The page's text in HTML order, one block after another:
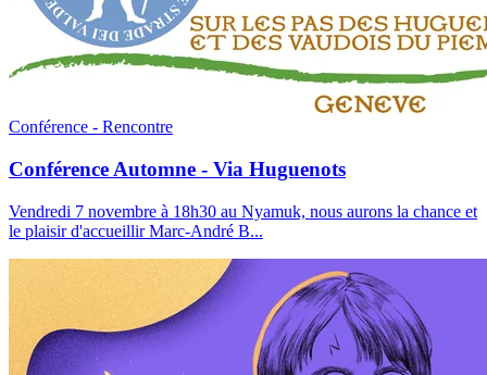
Conférence - Rencontre
Conférence Automne - Via Huguenots
Vendredi 7 novembre à 18h30 au Nyamuk, nous aurons la chance et
le plaisir d'accueillir Marc-André B...